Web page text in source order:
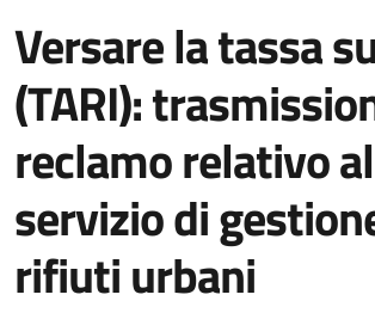
Versare la tassa
(TARI):
reclamo relativo al
servizio di
rifiuti urbani